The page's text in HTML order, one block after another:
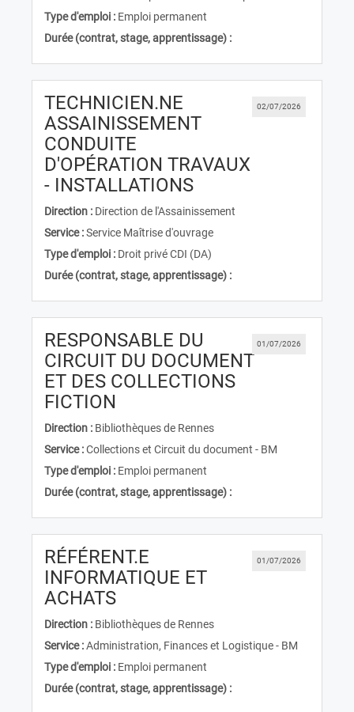
Type d'emploi : Emploi permanent
Durée (contrat, stage, apprentissage) :
02/07/2026
TECHNICIEN.NE
ASSAINISSEMENT
CONDUITE
D'OPÉRATION TRAVAUX
- INSTALLATIONS(Nouvelle fenêtre)
Direction : Direction de l'Assainissement
Service :Service Maîtrise d'ouvrage
Type d'emploi : Droit privé CDI (DA)
Durée (contrat, stage, apprentissage) :
01/07/2026
RESPONSABLE DU
CIRCUIT DU DOCUMENT
ET DES COLLECTIONS
FICTION
Direction : Bibliothèques de Rennes
Service :Collections et Circuit du document - BM
Type d'emploi : Emploi permanent
Durée (contrat, stage, apprentissage) :
01/07/2026
RÉFÉRENT.E
INFORMATIQUE ET
ACHATS(Nouvelle fenêtre)
Direction : Bibliothèques de Rennes
Service :Administration, Finances et Logistique - BM
Type d'emploi : Emploi permanent
Durée (contrat, stage, apprentissage) :